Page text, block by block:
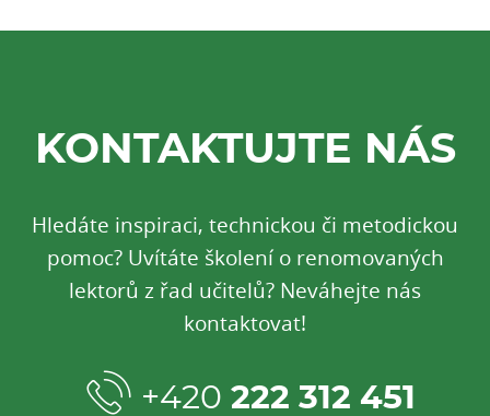
KONTAKTUJTE NÁS
Hledáte inspiraci, technickou či metodickou
pomoc? Uvítáte školení o renomovaných
lektorů z řad učitelů? Neváhejte nás
kontaktovat!
+420 222 312 451